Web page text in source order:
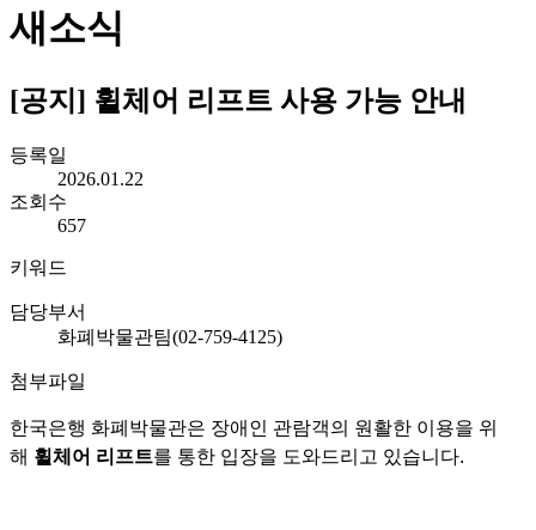
새소식
[공지] 휠체어 리프트 사용 가능 안내
등록일
2026.01.22
조회수
657
키워드
담당부서
화폐박물관팀(02-759-4125)
첨부파일
한국은행 화폐박물관은 장애인 관람객의 원활한 이용을 위
해 휠체어 리프트를 통한 입장을 도와드리고 있습니다.